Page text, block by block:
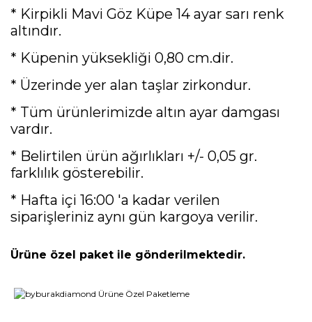
* Kirpikli Mavi Göz Küpe 14 ayar sarı renk
altındır.
* Küpenin yüksekliği 0,80 cm.dir.
* Üzerinde yer alan taşlar zirkondur.
* Tüm ürünlerimizde altın ayar damgası
vardır.
* Belirtilen ürün ağırlıkları +/- 0,05 gr.
farklılık gösterebilir.
* Hafta içi 16:00 'a kadar verilen
siparişleriniz aynı gün kargoya verilir.
Ürüne özel paket ile gönderilmektedir.